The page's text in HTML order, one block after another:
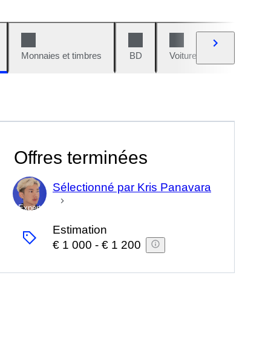
Monnaies et timbres BD Voitures et motos
Offres terminées
Expert
Sélectionné par Kris Panavara
Estimation
€ 1 000 - € 1 200